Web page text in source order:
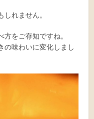
れません。
をご存知ですね。
の味わいに変化しまし